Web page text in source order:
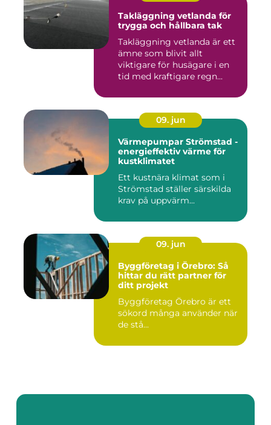
Takläggning vetlanda för
trygga och hållbara tak
Takläggning vetlanda är ett
ämne som blivit allt
viktigare för husägare i en
tid med kraftigare regn...
09. jun
Värmepumpar Strömstad -
energieffektiv värme för
kustklimatet
Ett kustnära klimat som i
Strömstad ställer särskilda
krav på uppvärm...
09. jun
Byggföretag i Örebro: Så
hittar du rätt partner för
ditt projekt
Byggföretag Örebro är ett
sökord många använder när
de stå...